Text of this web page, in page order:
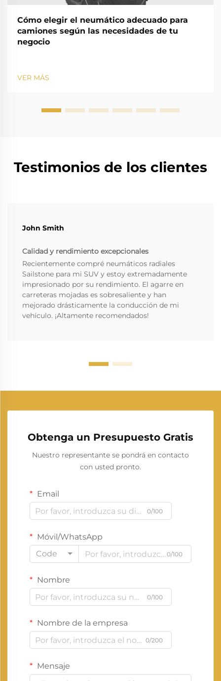
Cómo elegir el neumático adecuado para
camiones según las necesidades de tu
negocio
VER MÁS
Testimonios de los clientes
John Smith
Calidad y rendimiento excepcionales
Recientemente compré neumáticos radiales
Sailstone para mi SUV y estoy extremadamente
impresionado por su rendimiento. El agarre en
carreteras mojadas es sobresaliente y han
mejorado drásticamente la conducción de mi
vehículo. ¡Altamente recomendados!
Obtenga un Presupuesto Gratis
Nuestro representante se pondrá en contacto
con usted pronto.
Email
0/100
Móvil/WhatsApp
Code
0/100
Nombre
0/100
Nombre de la empresa
0/200
Mensaje